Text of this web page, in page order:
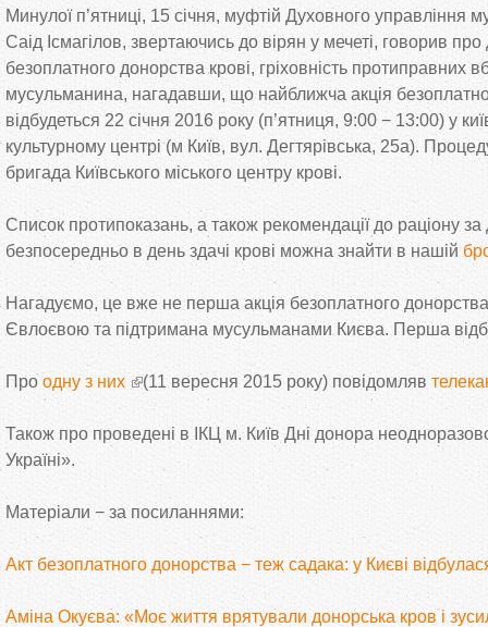
Минулої п’ятниці, 15 січня, муфтій Духовного управління
Саід Ісмагілов, звертаючись до вірян у мечеті, говорив про
безоплатного донорства крові, гріховність протиправних
мусульманина, нагадавши, що найближча акція безоплатної
відбудеться 22 січня 2016 року (п’ятниця, 9:00 − 13:00) у
культурному центрі (м Київ, вул. Дегтярівська, 25а).
бригада Київського міського центру крові.
Список протипоказань, а також рекомендації до раціону за
безпосередньо в день здачі крові можна знайти в нашій
Нагадуємо, це вже не перша акція безоплатного
Євлоєвою та підтримана мусульманами Києва. Перша
Про одну з них (11 вересня 2015 року) повідомляв
Також про проведені в ІКЦ м. Київ Дні донора
Україні».
Матеріали − за посиланнями:
Акт безоплатного донорства − теж садака: у Києві
Аміна Окуєва: «Моє життя врятували донорська кров і